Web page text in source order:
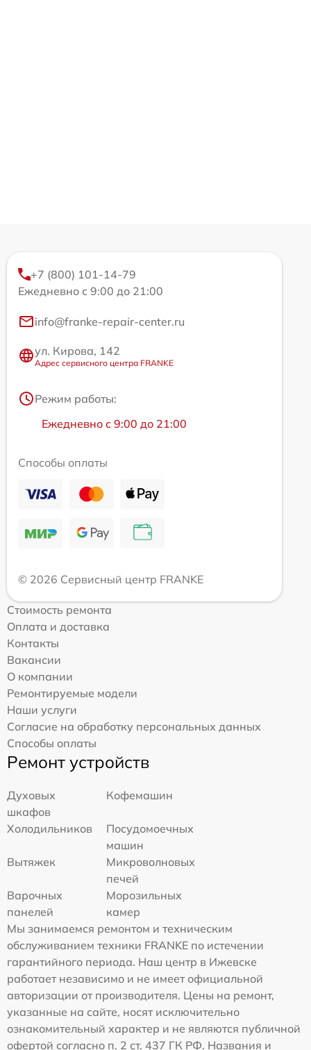
+7 (800) 101-14-79
Ежедневно с 9:00 до 21:00
info@franke-repair-center.ru
ул. Кирова, 142
Адрес сервисного центра FRANKE
Режим работы:
Ежедневно с 9:00 до 21:00
Способы оплаты
© 2026 Сервисный центр FRANKE
Стоимость ремонта
Оплата и доставка
Контакты
Вакансии
О компании
Ремонтируемые модели
Наши услуги
Согласие на обработку персональных данных
Способы оплаты
Ремонт устройств
Духовых
шкафов
Кофемашин
Холодильников
Посудомоечных
машин
Вытяжек
Микроволновых
печей
Варочных
панелей
Морозильных
камер
Мы занимаемся ремонтом и техническим
обслуживанием техники FRANKE по истечении
гарантийного периода. Наш центр в Ижевске
работает независимо и не имеет официальной
авторизации от производителя. Цены на ремонт,
указанные на сайте, носят исключительно
ознакомительный характер и не являются публичной
офертой согласно п. 2 ст. 437 ГК РФ. Названия и